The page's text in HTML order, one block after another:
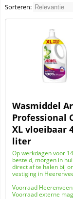
Sorteren:
Wasmiddel
Professional
XL vloeibaar
liter
Op werkdagen voor
besteld, morgen in
direct af te halen bij
vestiging in
Voorraad
Voorraad externe